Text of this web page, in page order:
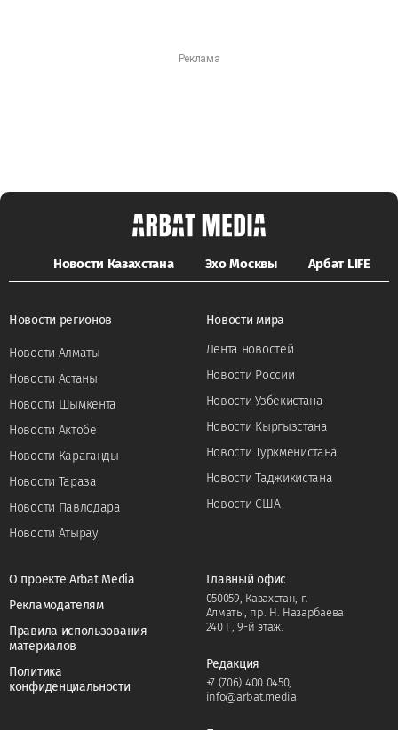
Новости Казахстана Эхо Москвы Арбат LIFE
Новости регионов
Новости Алматы
Новости Астаны
Новости Шымкента
Новости Актобе
Новости Караганды
Новости Тараза
Новости Павлодара
Новости Атырау
Новости мира
Лента новостей
Новости России
Новости Узбекистана
Новости Кыргызстана
Новости Туркменистана
Новости Таджикистана
Новости США
О проекте Arbat Media
Рекламодателям
Правила использования
материалов
Политика
конфиденциальности
Главный офис
050059, Казахстан, г.
Алматы, пр. Н. Назарбаева
240 Г, 9-й этаж.
Редакция
+7 (706) 400 0450,
info@arbat.media